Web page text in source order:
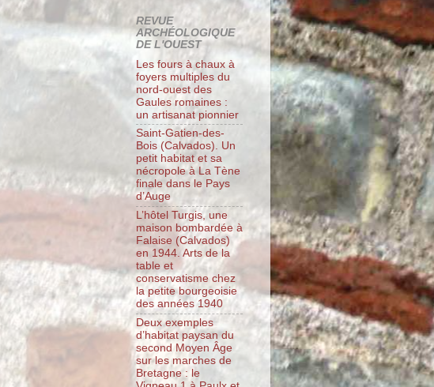
REVUE
ARCHÉOLOGIQUE
DE L'OUEST
Les fours à chaux à
foyers multiples du
nord-ouest des
Gaules romaines :
un artisanat pionnier
Saint-Gatien-des-
Bois (Calvados). Un
petit habitat et sa
nécropole à La Tène
finale dans le Pays
d’Auge
L’hôtel Turgis, une
maison bombardée à
Falaise (Calvados)
en 1944. Arts de la
table et
conservatisme chez
la petite bourgeoisie
des années 1940
Deux exemples
d’habitat paysan du
second Moyen Âge
sur les marches de
Bretagne : le